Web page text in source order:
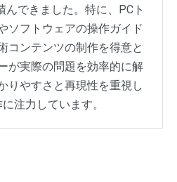
んできました。特に、PCト
ソフトウェアの操作ガイド
コンテンツの制作を得意と
が実際の問題を効率的に解
りやすさと再現性を重視し
注力しています。